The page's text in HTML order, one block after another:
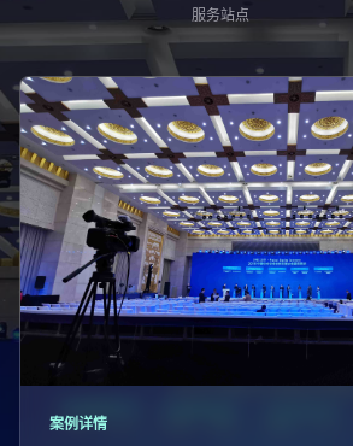
服务站点
案例详情